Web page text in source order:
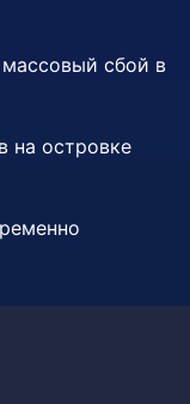
сбой в
на островке